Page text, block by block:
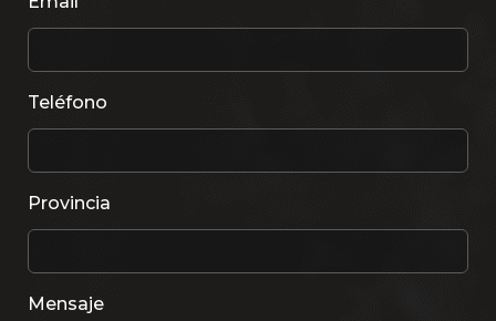
Teléfono
Provincia
Mensaje